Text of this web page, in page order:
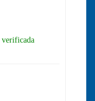
verificada